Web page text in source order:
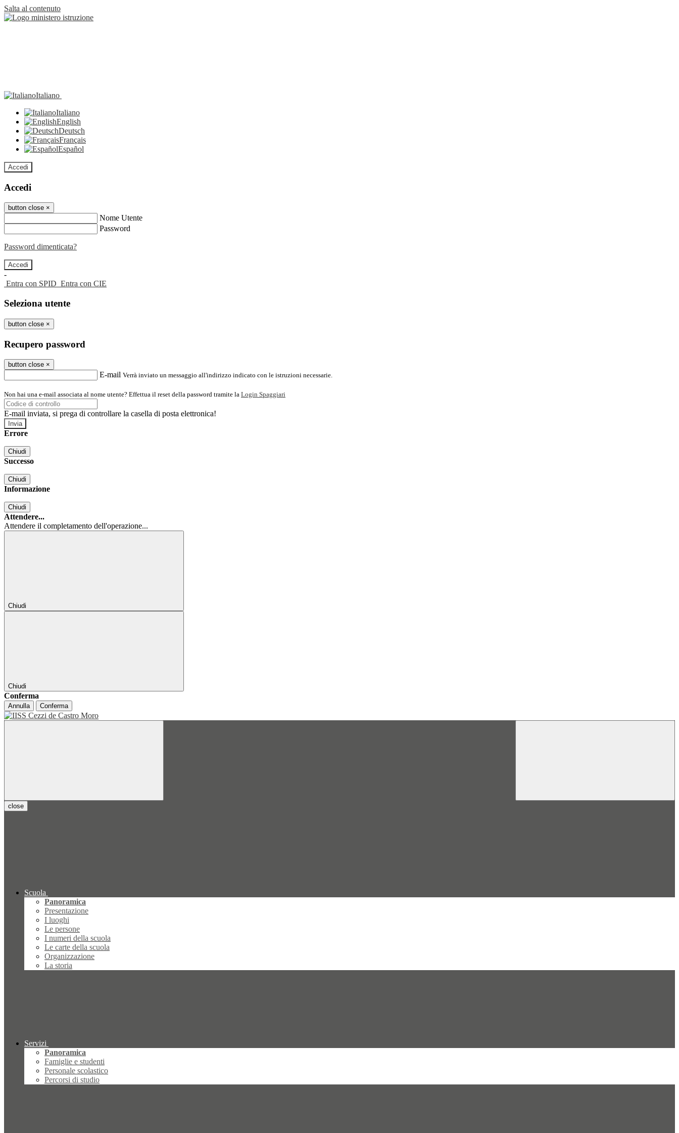
Salta al contenuto
Italiano
Italiano
English
Deutsch
Français
Español
Accedi
Accedi
button close ×
Nome Utente
Password
Password dimenticata?
-
Entra con SPID Entra con CIE
Seleziona utente
button close ×
Recupero password
button close ×
E-mail Verrà inviato un messaggio all'indirizzo indicato con le istruzioni necessarie.
Non hai una e-mail associata al nome utente? Effettua il reset della password tramite la Login Spaggiari
E-mail inviata, si prega di controllare la casella di posta elettronica!
Errore
Chiudi
Successo
Chiudi
Informazione
Chiudi
Attendere...
Attendere il completamento dell'operazione...
Chiudi
Chiudi
Conferma
Annulla Conferma
close
Scuola
Panoramica
Presentazione
I luoghi
Le persone
I numeri della scuola
Le carte della scuola
Organizzazione
La storia
Servizi
Panoramica
Famiglie e studenti
Personale scolastico
Percorsi di studio